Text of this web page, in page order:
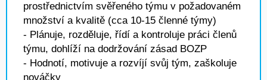
prostřednictvím svěřeného týmu v požadovaném
množství a kvalitě (cca 10-15 členné týmy)
- Plánuje, rozděluje, řídí a kontroluje práci členů
týmu, dohlíží na dodržování zásad BOZP
- Hodnotí, motivuje a rozvíjí svůj tým, zaškoluje
nováčky